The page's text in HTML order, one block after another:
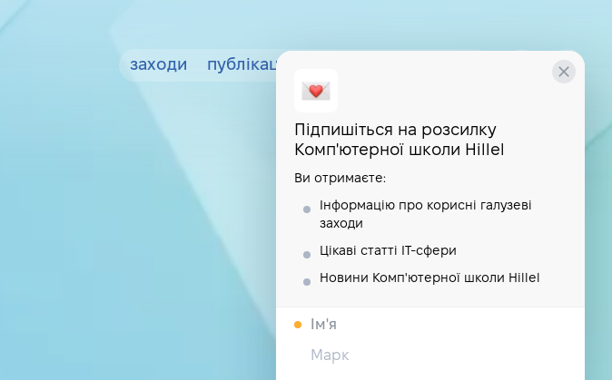
заходи публікації
Підпишіться на розсилку
Комп'ютерної школи Hillel
Ви отримаєте:
Інформацію про корисні галузеві
заходи
Цікаві статті IT-сфери
Новини Комп'ютерної школи Hillel
Iм'я